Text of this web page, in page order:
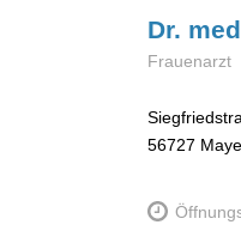
Dr.
Frauenarzt
56727